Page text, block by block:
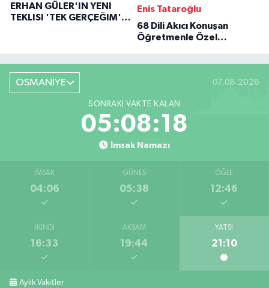
ERHAN GÜLER'IN YENI
TEKLISI 'TEK GERÇEĞIM'LE
Enis Tataroğlu
68 Dili Akıcı Konuşan
Öğretmenle Özel
OSMANİYE 07.08.2026
SONRAKI VAKTE KALAN
05:08:17
İmsak Namazı
İMSAK
04:06
GÜNEŞ
05:38
ÖĞLE
12:46
İKINDI
16:33
AKŞAM
19:44
YATSI
21:10
Aylık Vakitler